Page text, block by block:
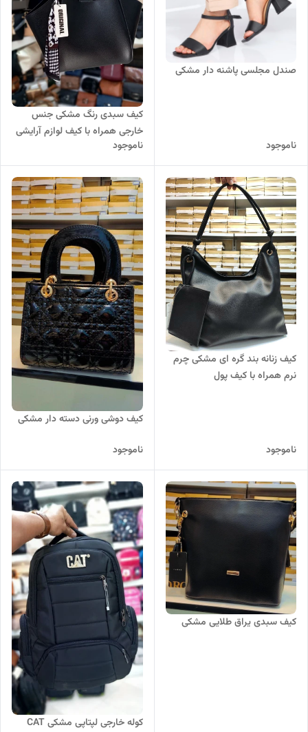
صندل مجلسی پاشنه دار مشکی
ناموجود
کیف سبدی رنگ مشکی جنس
خارجی همراه با کیف لوازم آرایشی
ناموجود
کیف زنانه بند گره ای مشکی چرم
نرم همراه با کیف پول
ناموجود
کیف دوشی ورنی دسته دار مشکی
ناموجود
کیف سبدی یراق طلایی مشکی
کوله خارجی لپتاپی مشکی CAT